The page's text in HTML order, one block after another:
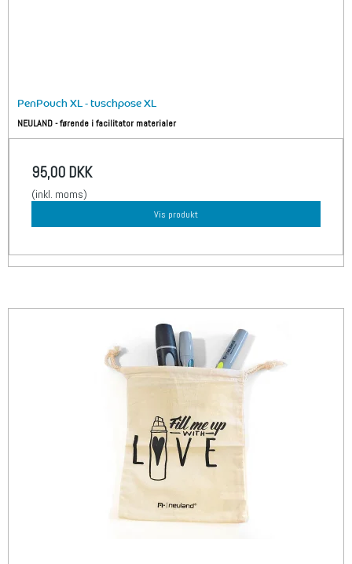
PenPouch XL - tuschpose XL
NEULAND - førende i facilitator materialer
95,00 DKK
(inkl. moms)
Vis produkt